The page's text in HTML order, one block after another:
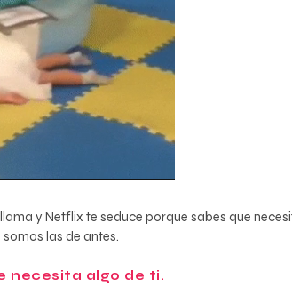
y Netflix te seduce porque sabes que
las de antes.
necesita algo de ti.